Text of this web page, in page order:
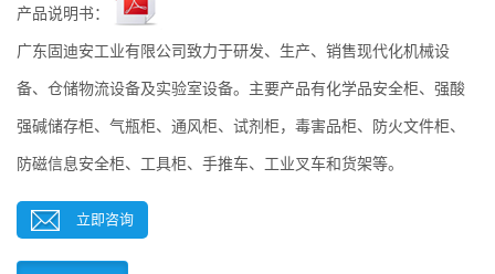
产品说明书：
广东固迪安工业有限公司致力于研发、生产、销售现代化机械设
备、仓储物流设备及实验室设备。主要产品有化学品安全柜、强酸
强碱储存柜、气瓶柜、通风柜、试剂柜，毒害品柜、防火文件柜、
防磁信息安全柜、工具柜、手推车、工业叉车和货架等。
立即咨询